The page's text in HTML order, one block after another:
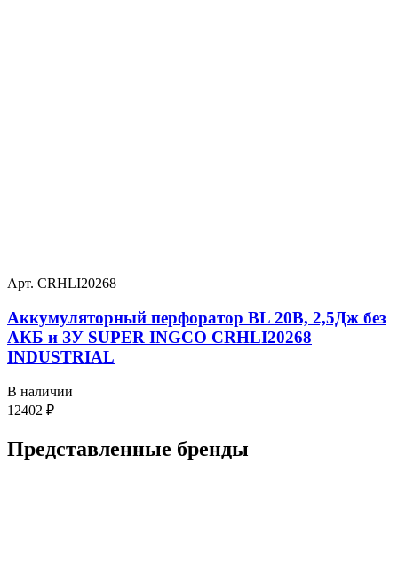
Арт. CRHLI20268
Аккумуляторный перфоратор BL 20В, 2,5Дж без
АКБ и ЗУ SUPER INGCO CRHLI20268
INDUSTRIAL
В наличии
12402 ₽
Представленные бренды